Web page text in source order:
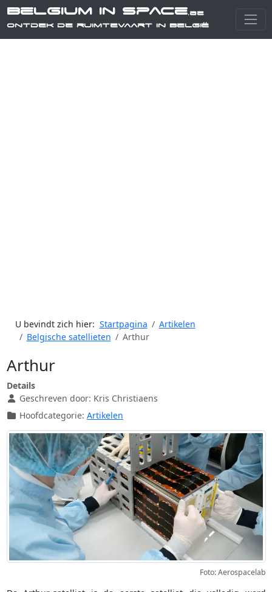
Belgium in Space.be
Ontdek de ruimtevaart in België
U bevindt zich hier: Startpagina
Artikelen
Belgische satellieten
Arthur
Arthur
Details
Geschreven door: Kris Christiaens
Hoofdcategorie: Artikelen
Foto: Aerospacelab